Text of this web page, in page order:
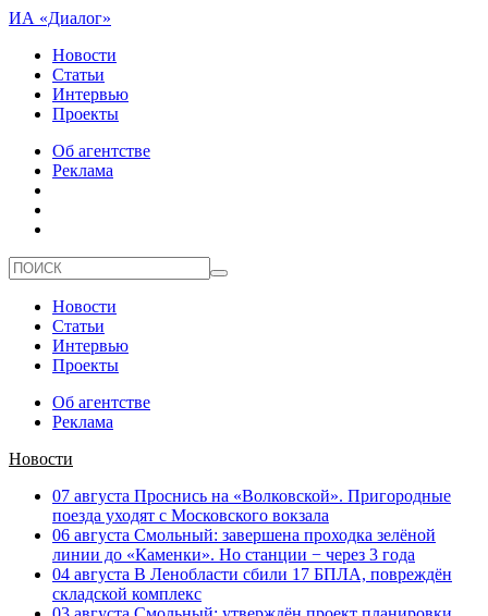
ИА «Диалог»
Новости
Статьи
Интервью
Проекты
Об агентстве
Реклама
Новости
Статьи
Интервью
Проекты
Об агентстве
Реклама
Новости
07 августа Проснись на «Волковской». Пригородные
поезда уходят с Московского вокзала
06 августа Смольный: завершена проходка зелёной
линии до «Каменки». Но станции − через 3 года
04 августа В Ленобласти сбили 17 БПЛА, повреждён
складской комплекс